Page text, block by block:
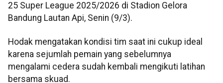
25 Super League 2025/2026 di Stadion Gelora
Bandung Lautan Api, Senin (9/3).
Hodak mengatakan kondisi tim saat ini cukup ideal
karena sejumlah pemain yang sebelumnya
mengalami cedera sudah kembali mengikuti latihan
bersama skuad.